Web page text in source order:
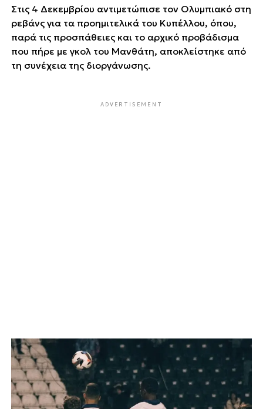
Στις 4 Δεκεμβρίου αντιμετώπισε τον Ολυμπιακό στη
ρεβάνς για τα προημιτελικά του Κυπέλλου, όπου,
παρά τις προσπάθειες και το αρχικό προβάδισμα
που πήρε με γκολ του Μανθάτη, αποκλείστηκε από
τη συνέχεια της διοργάνωσης.
ADVERTISEMENT